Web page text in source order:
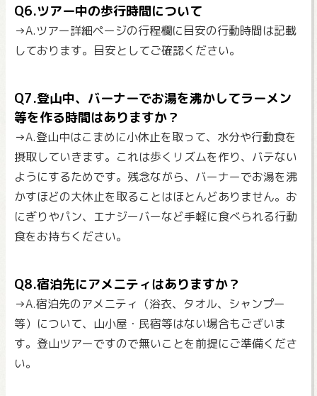
Q6.ツアー中の歩行時間について
→A.ツアー詳細ページの行程欄に目安の行動時間は記載
しております。目安としてご確認ください。
Q7.登山中、バーナーでお湯を沸かしてラーメン
等を作る時間はありますか？
→A.登山中はこまめに小休止を取って、水分や行動食を
摂取していきます。これは歩くリズムを作り、バテない
ようにするためです。残念ながら、バーナーでお湯を沸
かすほどの大休止を取ることはほとんどありません。お
にぎりやパン、エナジーバーなど手軽に食べられる行動
食をお持ちください。
Q8.宿泊先にアメニティはありますか？
→A.宿泊先のアメニティ（浴衣、タオル、シャンプー
等）について、山小屋・民宿等はない場合もございま
す。登山ツアーですので無いことを前提にご準備くださ
い。